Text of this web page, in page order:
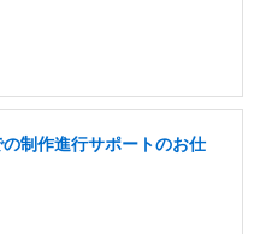
制作進行サポートのお仕